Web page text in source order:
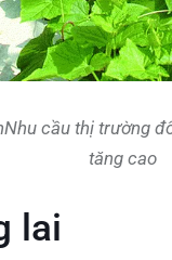
cầu thị trường
tăng cao
lai